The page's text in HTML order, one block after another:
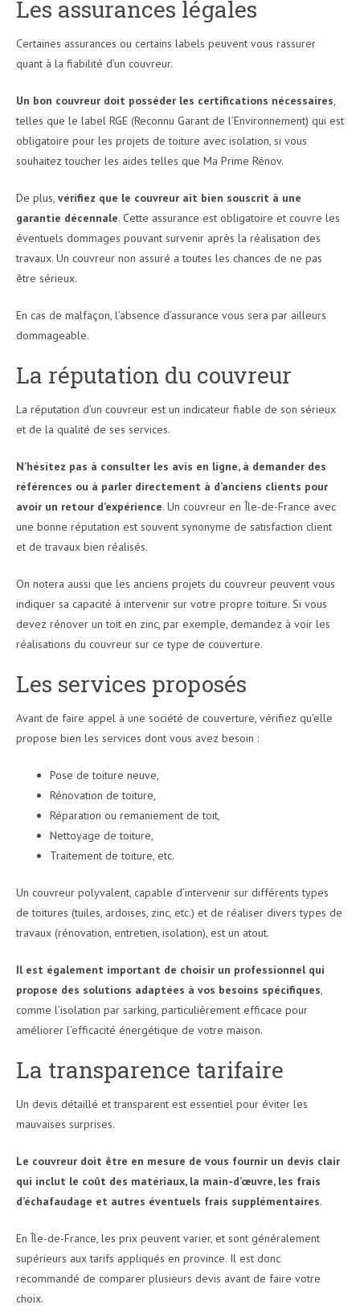
Les assurances légales
Certaines assurances ou certains labels peuvent vous rassurer
quant à la fiabilité d’un couvreur.
Un bon couvreur doit posséder les certifications nécessaires,
telles que le label RGE (Reconnu Garant de l’Environnement) qui est
obligatoire pour les projets de toiture avec isolation, si vous
souhaitez toucher les aides telles que Ma Prime Rénov.
De plus, vérifiez que le couvreur ait bien souscrit à une
garantie décennale. Cette assurance est obligatoire et couvre les
éventuels dommages pouvant survenir après la réalisation des
travaux. Un couvreur non assuré a toutes les chances de ne pas
être sérieux.
En cas de malfaçon, l’absence d’assurance vous sera par ailleurs
dommageable.
La réputation du couvreur
La réputation d’un couvreur est un indicateur fiable de son sérieux
et de la qualité de ses services.
N’hésitez pas à consulter les avis en ligne, à demander des
références ou à parler directement à d’anciens clients pour
avoir un retour d’expérience. Un couvreur en Île-de-France avec
une bonne réputation est souvent synonyme de satisfaction client
et de travaux bien réalisés.
On notera aussi que les anciens projets du couvreur peuvent vous
indiquer sa capacité à intervenir sur votre propre toiture. Si vous
devez rénover un toit en zinc, par exemple, demandez à voir les
réalisations du couvreur sur ce type de couverture.
Les services proposés
Avant de faire appel à une société de couverture, vérifiez qu’elle
propose bien les services dont vous avez besoin :
Pose de toiture neuve,
Rénovation de toiture,
Réparation ou remaniement de toit,
Nettoyage de toiture,
Traitement de toiture, etc.
Un couvreur polyvalent, capable d’intervenir sur différents types
de toitures (tuiles, ardoises, zinc, etc.) et de réaliser divers types de
travaux (rénovation, entretien, isolation), est un atout.
Il est également important de choisir un professionnel qui
propose des solutions adaptées à vos besoins spécifiques,
comme l’isolation par sarking, particulièrement efficace pour
améliorer l’efficacité énergétique de votre maison.
La transparence tarifaire
Un devis détaillé et transparent est essentiel pour éviter les
mauvaises surprises.
Le couvreur doit être en mesure de vous fournir un devis clair
qui inclut le coût des matériaux, la main-d’œuvre, les frais
d’échafaudage et autres éventuels frais supplémentaires.
En Île-de-France, les prix peuvent varier, et sont généralement
supérieurs aux tarifs appliqués en province. Il est donc
recommandé de comparer plusieurs devis avant de faire votre
choix.